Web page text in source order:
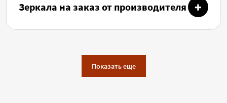
Зеркала на заказ от производителя
Показать еще